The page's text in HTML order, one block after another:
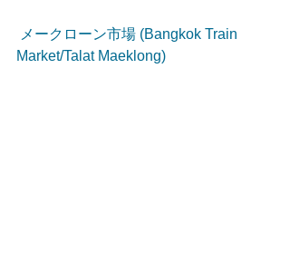
Market/Talat Maeklong)